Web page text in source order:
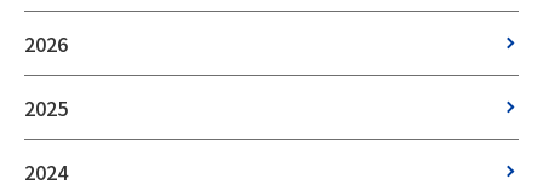
2026
2025
2024